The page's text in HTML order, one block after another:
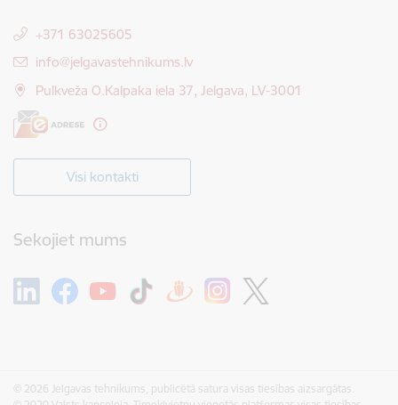
+371 63025605
E-pasts:
info@jelgavastehnikums.lv
Pulkveža O.Kalpaka iela 37, Jelgava, LV-3001
Visi kontakti
Sekojiet mums
© 2026 Jelgavas tehnikums, publicētā satura visas tiesības aizsargātas.